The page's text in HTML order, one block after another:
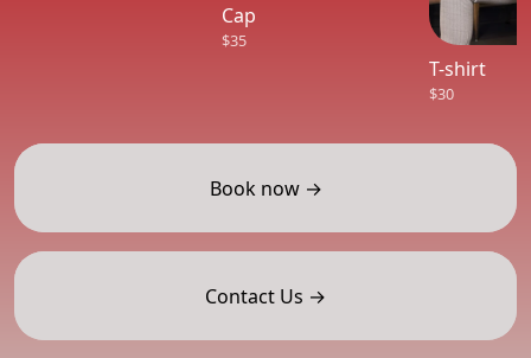
Cap
$35
T-shirt
$30
Book now →
Contact Us →